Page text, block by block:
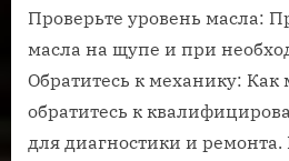
Проверьте уровень масла:
масла на щупе и при
Обратитесь к механику: Как
обратитесь к
для диагностики и